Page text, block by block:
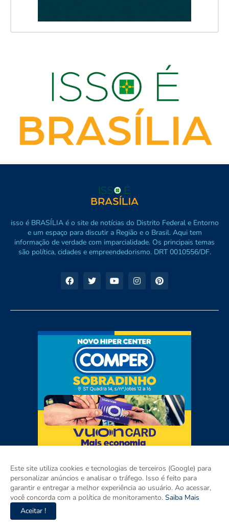
isso é BRASÍLIA é o site de notícias do Distrito Federal e Entorno
e um espaço para discutir a Região e o Brasil. Aqui tem
informação de verdade com imparcialidade. Os principais temas
são política, cidades e empreendedorismo. DRT 0010556/DF.
Este site utiliza cookies e tecnologias de terceiros (Google) para
personalizar anúncios e analisar o tráfego. Isso é feito para
garantir e entregar a melhor experiência ao usuário. Ao acessar,
você concorda com a política de monitoramento. Saiba Mais
Aceitar !